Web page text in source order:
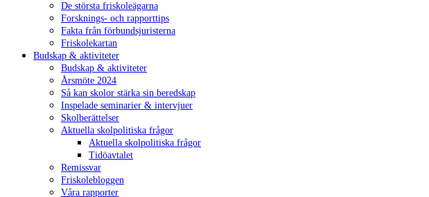
De största friskoleägarna
Forsknings- och rapporttips
Fakta från förbundsjuristerna
Friskolekartan
Budskap & aktiviteter
Budskap & aktiviteter
Årsmöte 2024
Så kan skolor stärka sin beredskap
Inspelade seminarier & intervjuer
Skolberättelser
Aktuella skolpolitiska frågor
Aktuella skolpolitiska frågor
Tidöavtalet
Remissvar
Friskolebloggen
Våra rapporter